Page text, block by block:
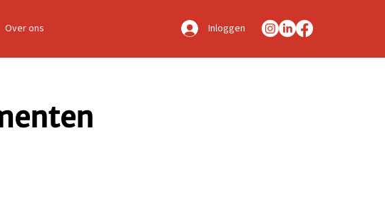
Over ons Inloggen